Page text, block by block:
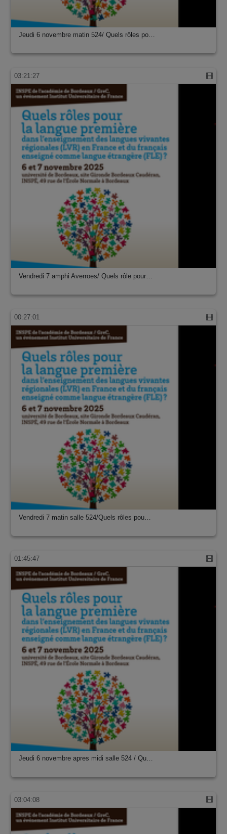
Jeudi 6 novembre matin 524/ Quels rôles po…
03:21:27
Vendredi 7 amphi Averroes/ Quels rôle pour…
00:27:01
Vendredi 7 matin salle 524/Quels rôles pou…
01:45:47
Jeudi 6 novembre apres midi salle 524 / Qu…
03:04:08